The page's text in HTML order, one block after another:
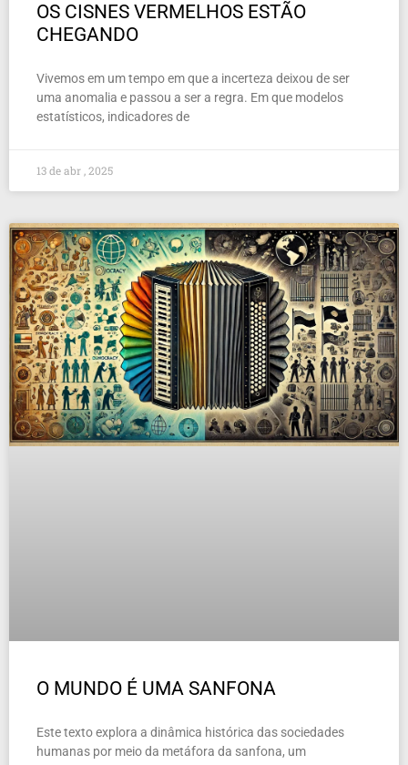
OS CISNES VERMELHOS ESTÃO
CHEGANDO
Vivemos em um tempo em que a incerteza deixou de ser
uma anomalia e passou a ser a regra. Em que modelos
estatísticos, indicadores de
13 de abr , 2025
O MUNDO É UMA SANFONA
Este texto explora a dinâmica histórica das sociedades
humanas por meio da metáfora da sanfona, um